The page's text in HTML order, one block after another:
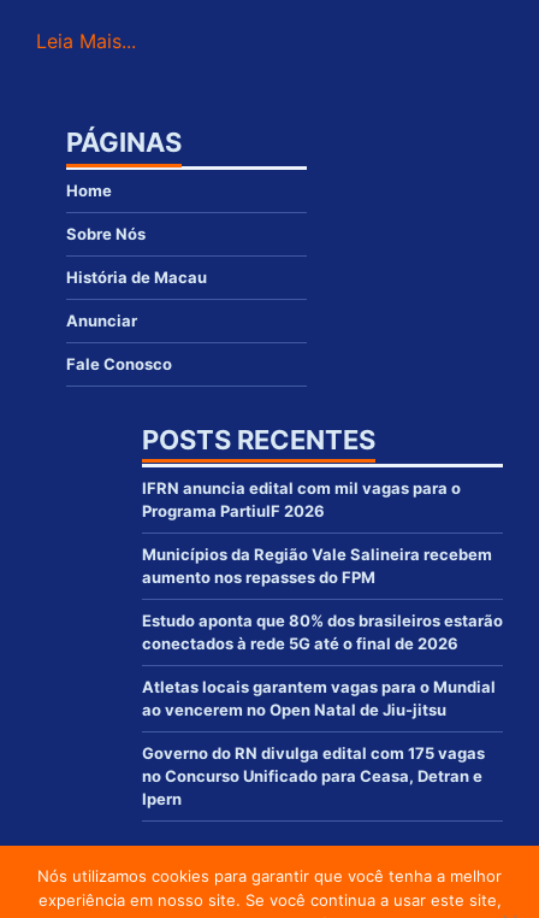
Leia Mais...
PÁGINAS
Home
Sobre Nós
História de Macau
Anunciar
Fale Conosco
POSTS RECENTES
IFRN anuncia edital com mil vagas para o
Programa PartiuIF 2026
Municípios da Região Vale Salineira recebem
aumento nos repasses do FPM
Estudo aponta que 80% dos brasileiros estarão
conectados à rede 5G até o final de 2026
Atletas locais garantem vagas para o Mundial
ao vencerem no Open Natal de Jiu-jitsu
Governo do RN divulga edital com 175 vagas
no Concurso Unificado para Ceasa, Detran e
Ipern
© 2012 - 2021 | www.macaurn.com.br - Todos os direitos reservados
Desenvolvido por:
Nós utilizamos cookies para garantir que você tenha a melhor
experiência em nosso site. Se você continua a usar este site,